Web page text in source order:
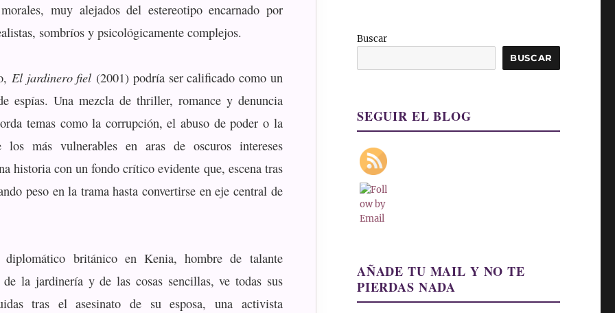
morales, muy alejados del estereotipo encarnado por
sombríos y psicológicamente complejos.
El jardinero fiel (2001) podría ser calificado como un
espías. Una mezcla de thriller, romance y denuncia
temas como la corrupción, el abuso de poder o la
los más vulnerables en aras de oscuros intereses
historia con un fondo crítico evidente que, escena tras
peso en la trama hasta convertirse en eje central de
diplomático británico en Kenia, hombre de talante
de la jardinería y de las cosas sencillas, ve todas sus
tras el asesinato de su esposa, una activista
Buscar
BUSCAR
SEGUIR EL BLOG
AÑADE TU MAIL Y NO TE
PIERDAS NADA